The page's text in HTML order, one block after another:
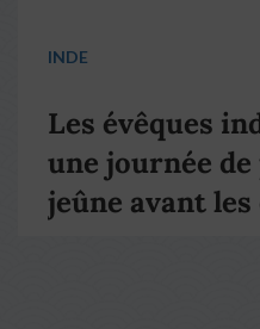
INDE
Les évêques
une journée
jeûne avant